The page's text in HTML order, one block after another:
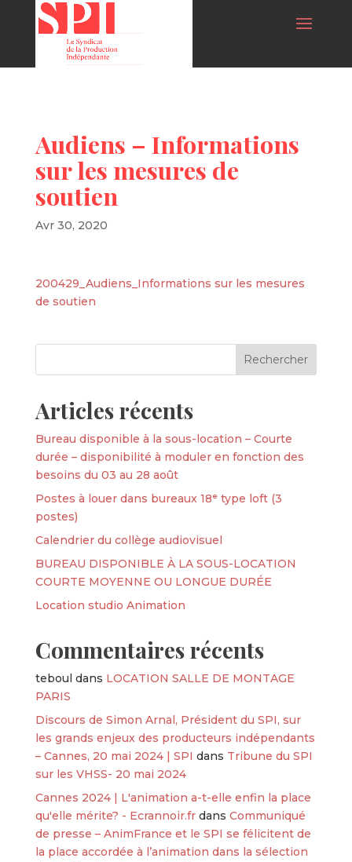
Audiens – Informations
sur les mesures de
soutien
Avr 30, 2020
200429_Audiens_Informations sur les mesures
de soutien
Articles récents
Bureau disponible à la sous-location – Courte
durée – disponibilité à moduler en fonction des
besoins du 03 au 28 août
Postes à louer dans bureaux 18ᵉ type loft (3
postes)
Calendrier du collège audiovisuel
BUREAU DISPONIBLE À LA SOUS-LOCATION
COURTE MOYENNE OU LONGUE DURÉE
Location studio Animation
Commentaires récents
teboul dans LOCATION SALLE DE MONTAGE
PARIS
Discours de Simon Arnal, Président du SPI, sur
les grands enjeux des producteurs indépendants
– Cannes, 20 mai 2024 | SPI dans Tribune du SPI
sur les VHSS- 20 mai 2024
Cannes 2024 | L'animation a-t-elle enfin la place
qu'elle mérite? - Ecrannoir.frdans Communiqué
de presse – AnimFrance et le SPI se félicitent de
la place accordée à l’animation dans la sélection